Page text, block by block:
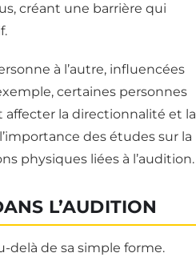
créant une barrière qui
à l’autre, influencées
certaines personnes
la directionnalité et la
des études sur la
physiques liées à l’audition.
L’AUDITION
delà de sa simple forme.